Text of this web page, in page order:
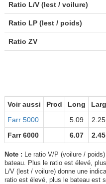
Ratio L/V (lest / voilure)
Ratio LP (lest / poids)
Ratio ZV
Voir aussi Prod Long Larg
Farr 5000
5.09 2.25
Farr 6000
6.07 2.45
Note : Le ratio V/P (voilure /
bateau. Plus le ratio est élevé,
L/V (lest / voilure) donne une
ratio est élevé, plus le bateau est